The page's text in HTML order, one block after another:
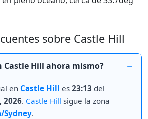
sobre Castle Hill
Castle Hill ahora mismo?
en Castle Hill es 23:13 del
2026. Castle Hill sigue la zona
Sydney.